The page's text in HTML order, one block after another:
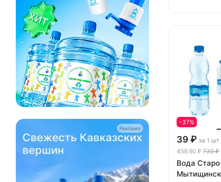
-37%
39 ₽ за 1 шт
459.90 ₽ 730 ₽
Вода
Реклама